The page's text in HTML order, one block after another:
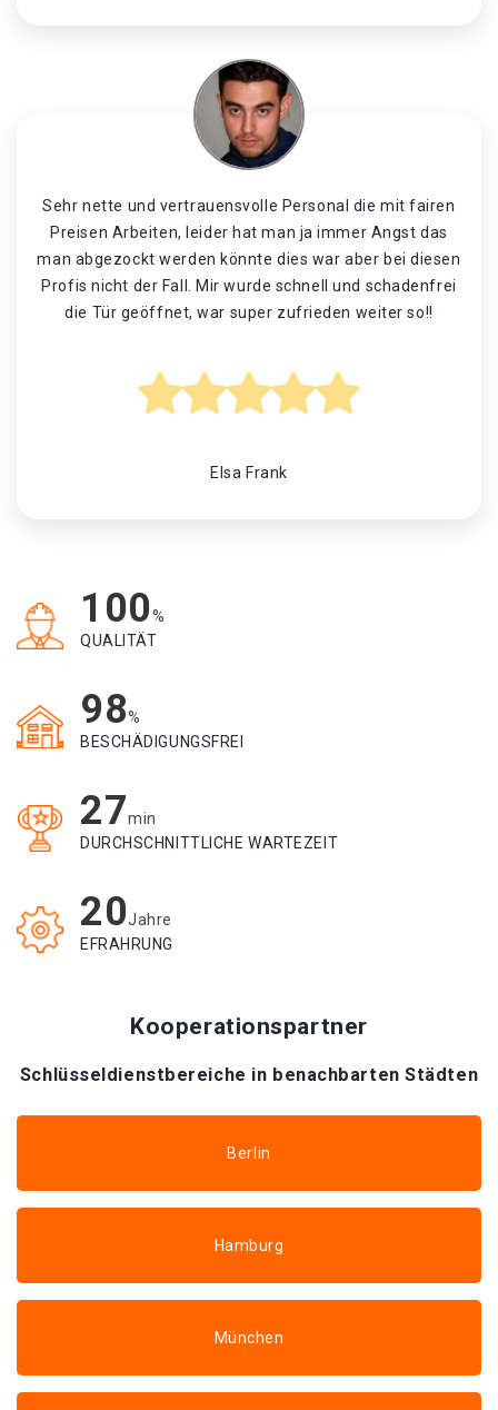
Sehr nette und vertrauensvolle Personal die mit fairen
Preisen Arbeiten, leider hat man ja immer Angst das
man abgezockt werden könnte dies war aber bei diesen
Profis nicht der Fall. Mir wurde schnell und schadenfrei
die Tür geöffnet, war super zufrieden weiter so!!
Elsa Frank
100%
QUALITÄT
98%
BESCHÄDIGUNGSFREI
27min
DURCHSCHNITTLICHE WARTEZEIT
20Jahre
EFRAHRUNG
Kooperationspartner
Schlüsseldienstbereiche in benachbarten Städten
Berlin
Hamburg
München